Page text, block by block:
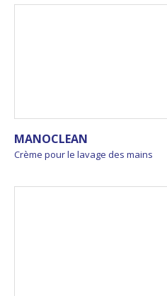
MANOCLEAN
Crème pour le lavage des mains